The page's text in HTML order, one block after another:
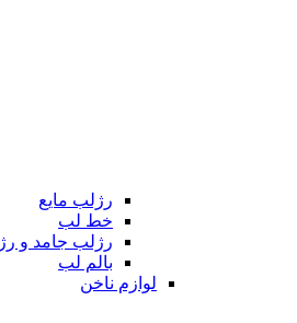
رژلب مایع
خط لب
رژلب جامد و
بالم لب
لوازم ناخن